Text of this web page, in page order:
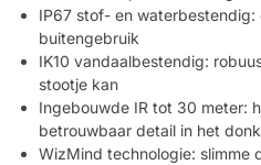
IP67 stof- en
buitengebruik
IK10 vandaalbestendig:
stootje kan
Ingebouwde IR tot 30 meter:
betrouwbaar detail in het
WizMind technologie: slimme